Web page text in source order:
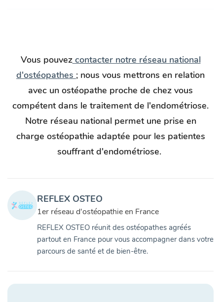
Vous pouvezcontacter notre réseau national
d'ostéopathes ; nous vous mettrons en relation
avec un ostéopathe proche de chez vous
compétent dans le traitement de l'endométriose.
Notre réseau national permet une prise en
charge ostéopathie adaptée pour les patientes
souffrant d'endométriose.
REFLEX OSTEO
1er réseau d'ostéopathie en France
REFLEX OSTEO réunit des ostéopathes agréés
partout en France pour vous accompagner dans votre
parcours de santé et de bien-être.